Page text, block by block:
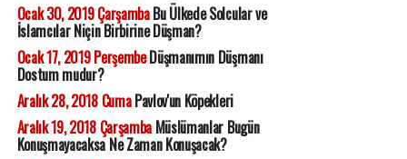
Ocak 30, 2019 ÇarşambaBu Ülkede Solcular ve
İslamcılar Niçin Birbirine Düşman?
Ocak 17, 2019 PerşembeDüşmanımın Düşmanı
Dostum mudur?
Aralık 28, 2018 CumaPavlov'un Köpekleri
Aralık 19, 2018 ÇarşambaMüslümanlar Bugün
Konuşmayacaksa Ne Zaman Konuşacak?